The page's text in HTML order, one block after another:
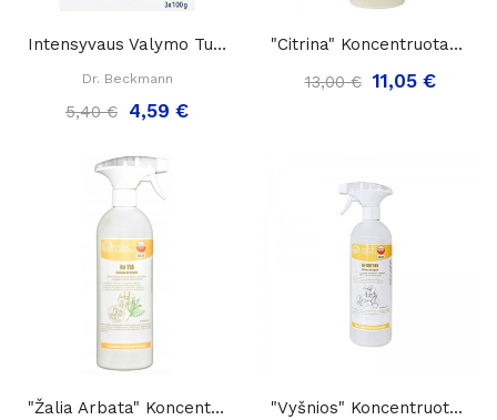
Intensyvaus Valymo Tualeto Putos "Dr.Beckmann...
Dr. Beckmann
5,40 € 4,59 €
"Citrina" Koncentruotas Oro Gaiviklis Dolphin...
13,00 € 11,05 €
"Žalia Arbata" Koncentruotas Oro Gaiviklis...
"Vyšnios" Koncentruotas Oro Gaiviklis DOLPHIN...